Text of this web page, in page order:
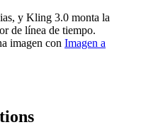
y Kling 3.0 monta la
de línea de tiempo.
imagen con Imagen a